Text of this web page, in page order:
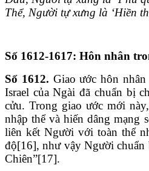
Thể, Người tự xưng là ‘Hiền
Số 1612-1617: Hôn nhân
Số 1612. Giao ước hôn
Israel của Ngài đã chuẩn bị
cửu. Trong giao ước mới
nhập thể và hiến dâng mạng
liên kết Người với toàn thể
độ[16], như vậy Người chuẩn
Chiên”[17].